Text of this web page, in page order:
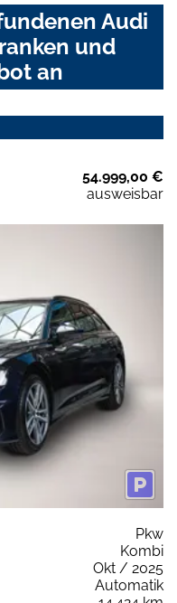
Audi
und
an
54.999,00 €
ausweisbar
Pkw
Kombi
Okt / 2025
Automatik